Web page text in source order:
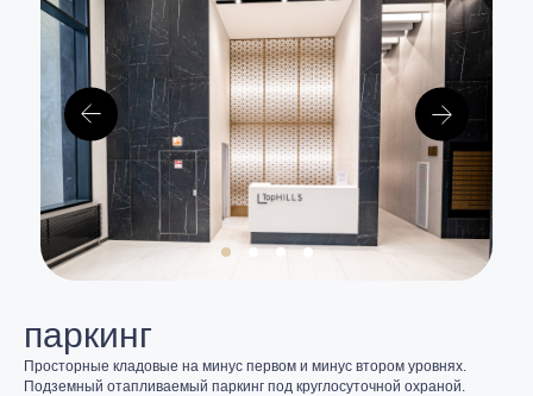
паркинг
Просторные кладовые на минус первом и минус втором уровнях.
Подземный отапливаемый паркинг под круглосуточной охраной.